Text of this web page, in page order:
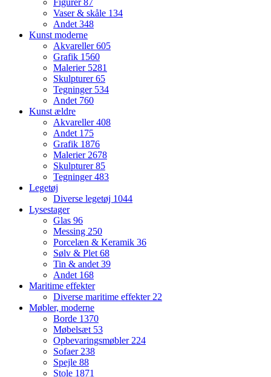
Vaser & skåle 134
Andet 348
Kunst moderne
Akvareller605
Grafik 1560
Malerier 5281
Skulpturer65
Tegninger 534
Andet 760
Kunst ældre
Akvareller408
Andet 175
Grafik 1876
Malerier 2678
Skulpturer85
Tegninger483
Legetøj
Diverse legetøj 1044
Lysestager
Glas 96
Messing 250
Porcelæn & Keramik 36
Sølv & Plet 68
Tin & andet 39
Andet 168
Maritime effekter
Diverse maritime effekter 22
Møbler, moderne
Borde 1370
Møbelsæt 53
Opbevaringsmøbler 224
Sofaer 238
Spejle 88
Stole 1871